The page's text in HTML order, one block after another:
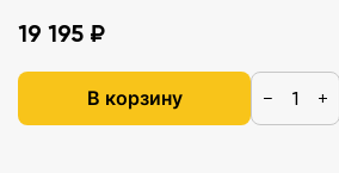
19 195 ₽
В корзину − +